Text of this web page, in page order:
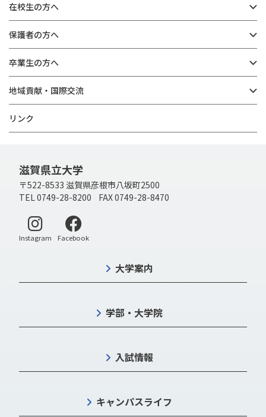
在校生の方へ
保護者の方へ
卒業生の方へ
地域貢献・国際交流
リンク
滋賀県立大学
〒522-8533 滋賀県彦根市八坂町2500
TEL 0749-28-8200 FAX 0749-28-8470
Instagram 別ウィンドウで開く
Facebook別ウィンドウで開く
大学案内
学部・大学院
入試情報
キャンパスライフ